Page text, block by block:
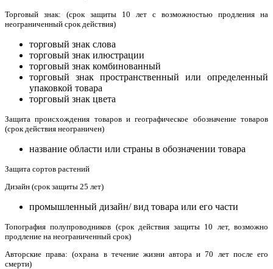
Торговый знак: (срок защиты 10 лет с возможностью продления на
неограниченный срок действия)
торговый знак слова
торговый знак илюстрации
торговый знак комбинованный
торговый знак пространственный или определенный
упаковкой товара
торговый знак цвета
Защита происхождения товаров и географическое обозначение товаров
(срок действия неограничен)
название области или страны в обозначении товара
Защита сортов растений
Дизайн (срок защиты 25 лет)
промышленный дизайн/ вид товара или его части
Топография полупроводников (срок действия защиты 10 лет, возможно
продление на неограниченный срок)
Авторские права: (охрана в течение жизни автора и 70 лет после его
смерти)